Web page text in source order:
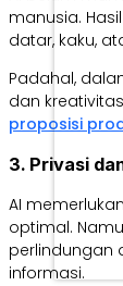
manusia.
datar, kaku,
Padahal,
dan
proposisi
3. Privasi
AI
optimal.
perlindungan
informasi.